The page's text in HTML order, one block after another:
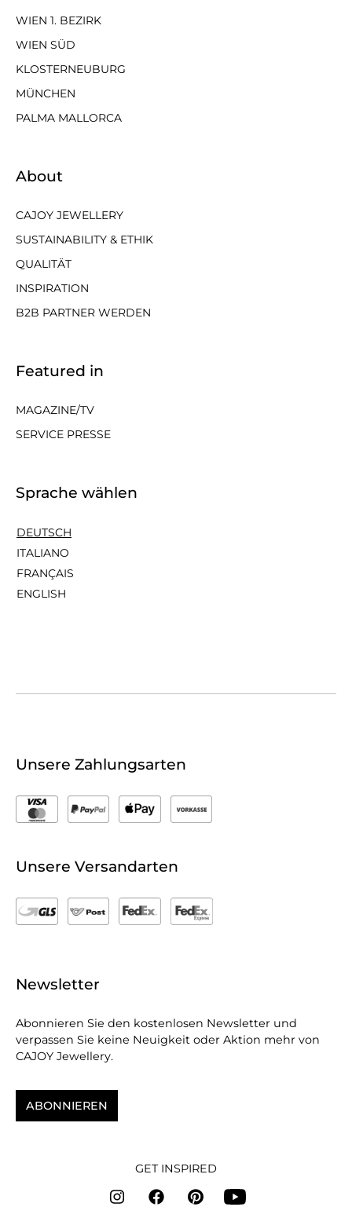
WIEN 1. BEZIRK
WIEN SÜD
KLOSTERNEUBURG
MÜNCHEN
PALMA MALLORCA
About
CAJOY JEWELLERY
SUSTAINABILITY & ETHIK
QUALITÄT
INSPIRATION
B2B PARTNER WERDEN
Featured in
MAGAZINE/TV
SERVICE PRESSE
Sprache wählen
DEUTSCH
ITALIANO
FRANÇAIS
ENGLISH
Unsere Zahlungsarten
Unsere Versandarten
Newsletter
Abonnieren Sie den kostenlosen Newsletter und
verpassen Sie keine Neuigkeit oder Aktion mehr von
CAJOY Jewellery.
ABONNIEREN
GET INSPIRED